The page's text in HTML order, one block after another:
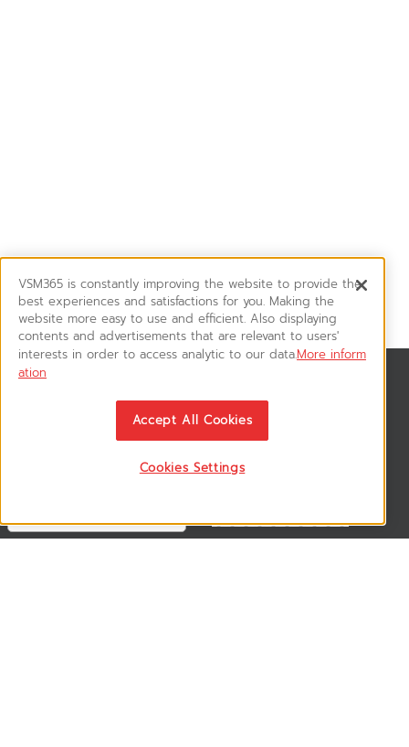
สมัครรับข่าวสาร
ติดตามอัพเดทข่าวสาร, โปรโมชั่น, สินค้าราคาพิเศษ ได้ก่อนใคร
VSM365 is constantly improving the website to provide the
best experiences and satisfactions for you. Making the
website more easy to use and efficient. Also displaying
contents and advertisements that are relevant to users'
interests in order to access analytic to our data.More inform
ation
Accept All Cookies
Cookies Settings